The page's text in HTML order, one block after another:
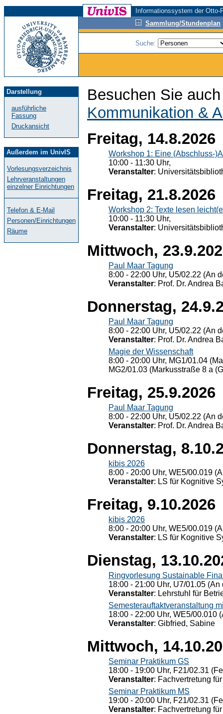
Informationssystem der
Sammlung/Stundenplan
Suche:
Darstellung
ausführliche
Fassung
Druckansicht
Außerdem im UnivIS
Vorlesungsverzeichnis
Lehrveranstaltungen
einzelner Einrichtungen
Telefon & E-Mail
Personen/Einrichtungen
Räume
Besuchen Sie
Kommunikation &
Freitag, 14.8.2026
Workshop 1: Eine (Abschluss-
10:00 - 11:30 Uhr,
Veranstalter:
Freitag, 21.8.2026
Workshop 2: Texte lesen
10:00 - 11:30 Uhr,
Veranstalter:
Mittwoch,
Paul Maar Tagung
8:00 - 22:00 Uhr, U5/02.22 (An
Veranstalter: Prof. Dr. Andrea
Donnerstag,
Paul Maar Tagung
8:00 - 22:00 Uhr, U5/02.22 (An
Veranstalter: Prof. Dr. Andrea
Magie der Wissenschaft
8:00 - 20:00 Uhr, MG1/01.04
MG2/01.03 (Markusstraße 8 a
Freitag, 25.9.2026
Paul Maar Tagung
8:00 - 22:00 Uhr, U5/02.22 (An
Veranstalter: Prof. Dr. Andrea
Donnerstag,
kibis 2026
8:00 - 20:00 Uhr, WE5/00.019
Veranstalter: LS für Kognitive
Freitag, 9.10.2026
kibis 2026
8:00 - 20:00 Uhr, WE5/00.019
Veranstalter: LS für Kognitive
Dienstag,
Ringvorlesung Sustainable
18:00 - 21:00 Uhr, U7/01.05
Veranstalter: Lehrstuhl für
Semesterauftaktveranstaltung
18:00 - 22:00 Uhr, WE5/00.010
Veranstalter: Gibfried, Sabine
Mittwoch,
Seminar Praktikum GS
18:00 - 19:00 Uhr, F21/02.31
Veranstalter: Fachvertretung
Seminar Praktikum MS
19:00 - 20:00 Uhr, F21/02.31
Veranstalter: Fachvertretung